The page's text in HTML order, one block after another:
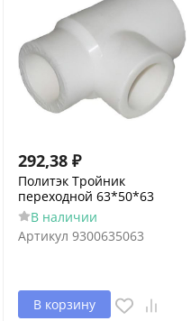
292,38 ₽
Политэк Тройник
переходной 63*50*63
В наличии
Артикул 9300635063
В корзину